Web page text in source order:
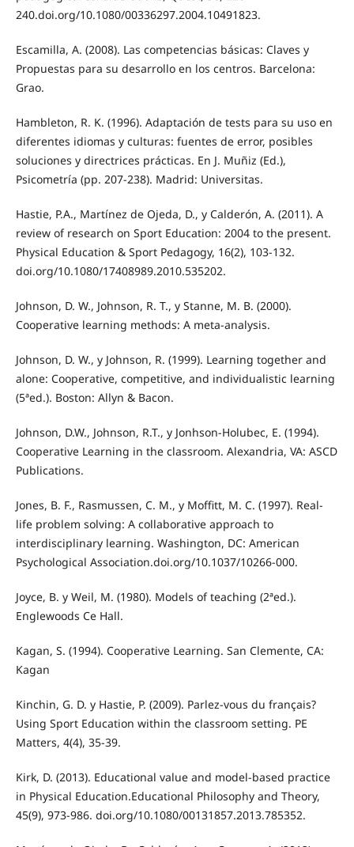
240.doi.org/10.1080/00336297.2004.10491823.
Escamilla, A. (2008). Las competencias básicas: Claves y
Propuestas para su desarrollo en los centros. Barcelona:
Grao.
Hambleton, R. K. (1996). Adaptación de tests para su uso en
diferentes idiomas y culturas: fuentes de error, posibles
soluciones y directrices prácticas. En J. Muñiz (Ed.),
Psicometría (pp. 207-238). Madrid: Universitas.
Hastie, P.A., Martínez de Ojeda, D., y Calderón, A. (2011). A
review of research on Sport Education: 2004 to the present.
Physical Education & Sport Pedagogy, 16(2), 103-132.
doi.org/10.1080/17408989.2010.535202.
Johnson, D. W., Johnson, R. T., y Stanne, M. B. (2000).
Cooperative learning methods: A meta-analysis.
Johnson, D. W., y Johnson, R. (1999). Learning together and
alone: Cooperative, competitive, and individualistic learning
(5ªed.). Boston: Allyn & Bacon.
Johnson, D.W., Johnson, R.T., y Jonhson-Holubec, E. (1994).
Cooperative Learning in the classroom. Alexandria, VA: ASCD
Publications.
Jones, B. F., Rasmussen, C. M., y Moffitt, M. C. (1997). Real-
life problem solving: A collaborative approach to
interdisciplinary learning. Washington, DC: American
Psychological Association.doi.org/10.1037/10266-000.
Joyce, B. y Weil, M. (1980). Models of teaching (2ªed.).
Englewoods Ce Hall.
Kagan, S. (1994). Cooperative Learning. San Clemente, CA:
Kagan
Kinchin, G. D. y Hastie, P. (2009). Parlez-vous du français?
Using Sport Education within the classroom setting. PE
Matters, 4(4), 35-39.
Kirk, D. (2013). Educational value and model-based practice
in Physical Education.Educational Philosophy and Theory,
45(9), 973-986. doi.org/10.1080/00131857.2013.785352.